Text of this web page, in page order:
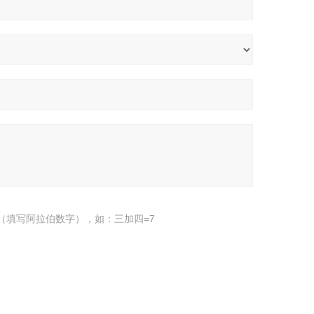
填写阿拉伯数字），如：三加四=7